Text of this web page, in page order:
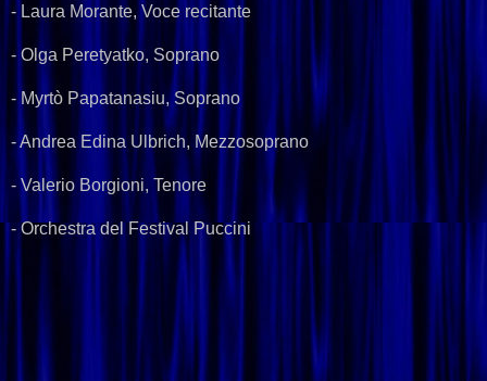
- Laura Morante, Voce recitante
- Olga Peretyatko, Soprano
- Myrtò Papatanasiu, Soprano
- Andrea Edina Ulbrich, Mezzosoprano
- Valerio Borgioni, Tenore
- Orchestra del Festival Puccini